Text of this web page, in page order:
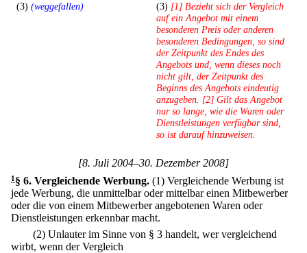
(3) (weggefallen) (3) [1] Bezieht sich der Vergleich
auf ein Angebot mit einem
besonderen Preis oder anderen
besonderen Bedingungen, so sind
der Zeitpunkt des Endes des
Angebots und, wenn dieses noch
nicht gilt, der Zeitpunkt des
Beginns des Angebots eindeutig
anzugeben. [2] Gilt das Angebot
nur so lange, wie die Waren oder
Dienstleistungen verfügbar sind,
so ist darauf hinzuweisen.
[8. Juli 2004–30. Dezember 2008]
1§ 6. Vergleichende Werbung. (1) Vergleichende Werbung ist
jede Werbung, die unmittelbar oder mittelbar einen Mitbewerber
oder die von einem Mitbewerber angebotenen Waren oder
Dienstleistungen erkennbar macht.
(2) Unlauter im Sinne von § 3 handelt, wer vergleichend
wirbt, wenn der Vergleich